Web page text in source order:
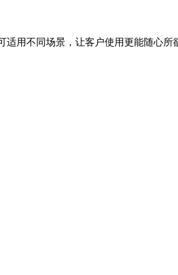
适用不同场景，让客户使用更能随心所